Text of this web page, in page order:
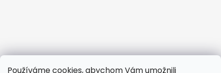
Používáme cookies, abychom Vám umožnili